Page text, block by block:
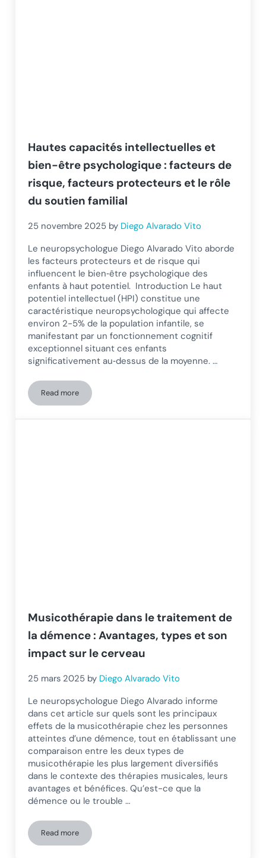
Hautes capacités intellectuelles et
bien-être psychologique : facteurs de
risque, facteurs protecteurs et le rôle
du soutien familial
25 novembre 2025 by Diego Alvarado Vito
Le neuropsychologue Diego Alvarado Vito aborde
les facteurs protecteurs et de risque qui
influencent le bien‑être psychologique des
enfants à haut potentiel. Introduction Le haut
potentiel intellectuel (HPI) constitue une
caractéristique neuropsychologique qui affecte
environ 2-5% de la population infantile, se
manifestant par un fonctionnement cognitif
exceptionnel situant ces enfants
significativement au‑dessus de la moyenne. …
Read moreHautes capacités intellectuelles et bien-être
Musicothérapie dans le traitement de
la démence : Avantages, types et son
impact sur le cerveau
25 mars 2025 by Diego Alvarado Vito
Le neuropsychologue Diego Alvarado informe
dans cet article sur quels sont les principaux
effets de la musicothérapie chez les personnes
atteintes d’une démence, tout en établissant une
comparaison entre les deux types de
musicothérapie les plus largement diversifiés
dans le contexte des thérapies musicales, leurs
avantages et bénéfices. Qu’est-ce que la
démence ou le trouble …
Read moreMusicothérapie dans le traitement de la démence :